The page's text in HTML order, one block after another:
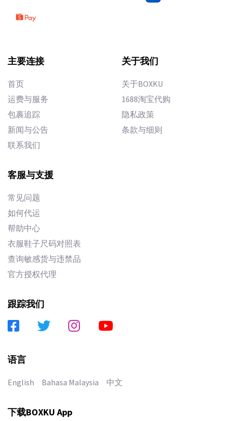
主要连接
首页
运费与服务
包裹追踪
新闻与公告
联系我们
关于我们
关于BOXKU
1688淘宝代购
隐私政策
条款与细则
客服与支援
常见问题
如何代运
帮助中心
衣服鞋子尺码对照表
查询敏感货与违禁品
官方授权代理
跟踪我们
语言
English Bahasa Malaysia 中文
下载BOXKU App